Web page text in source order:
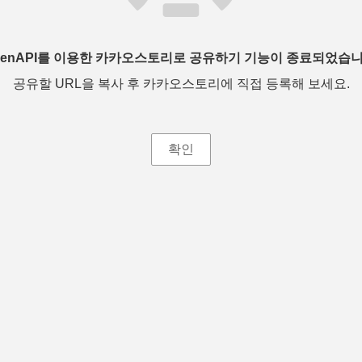
를 이용한 카카오스토리로 공유하기 기능이 종료되었습
공유할 URL을 복사 후 카카오스토리에 직접 등록해 보세요.
확인